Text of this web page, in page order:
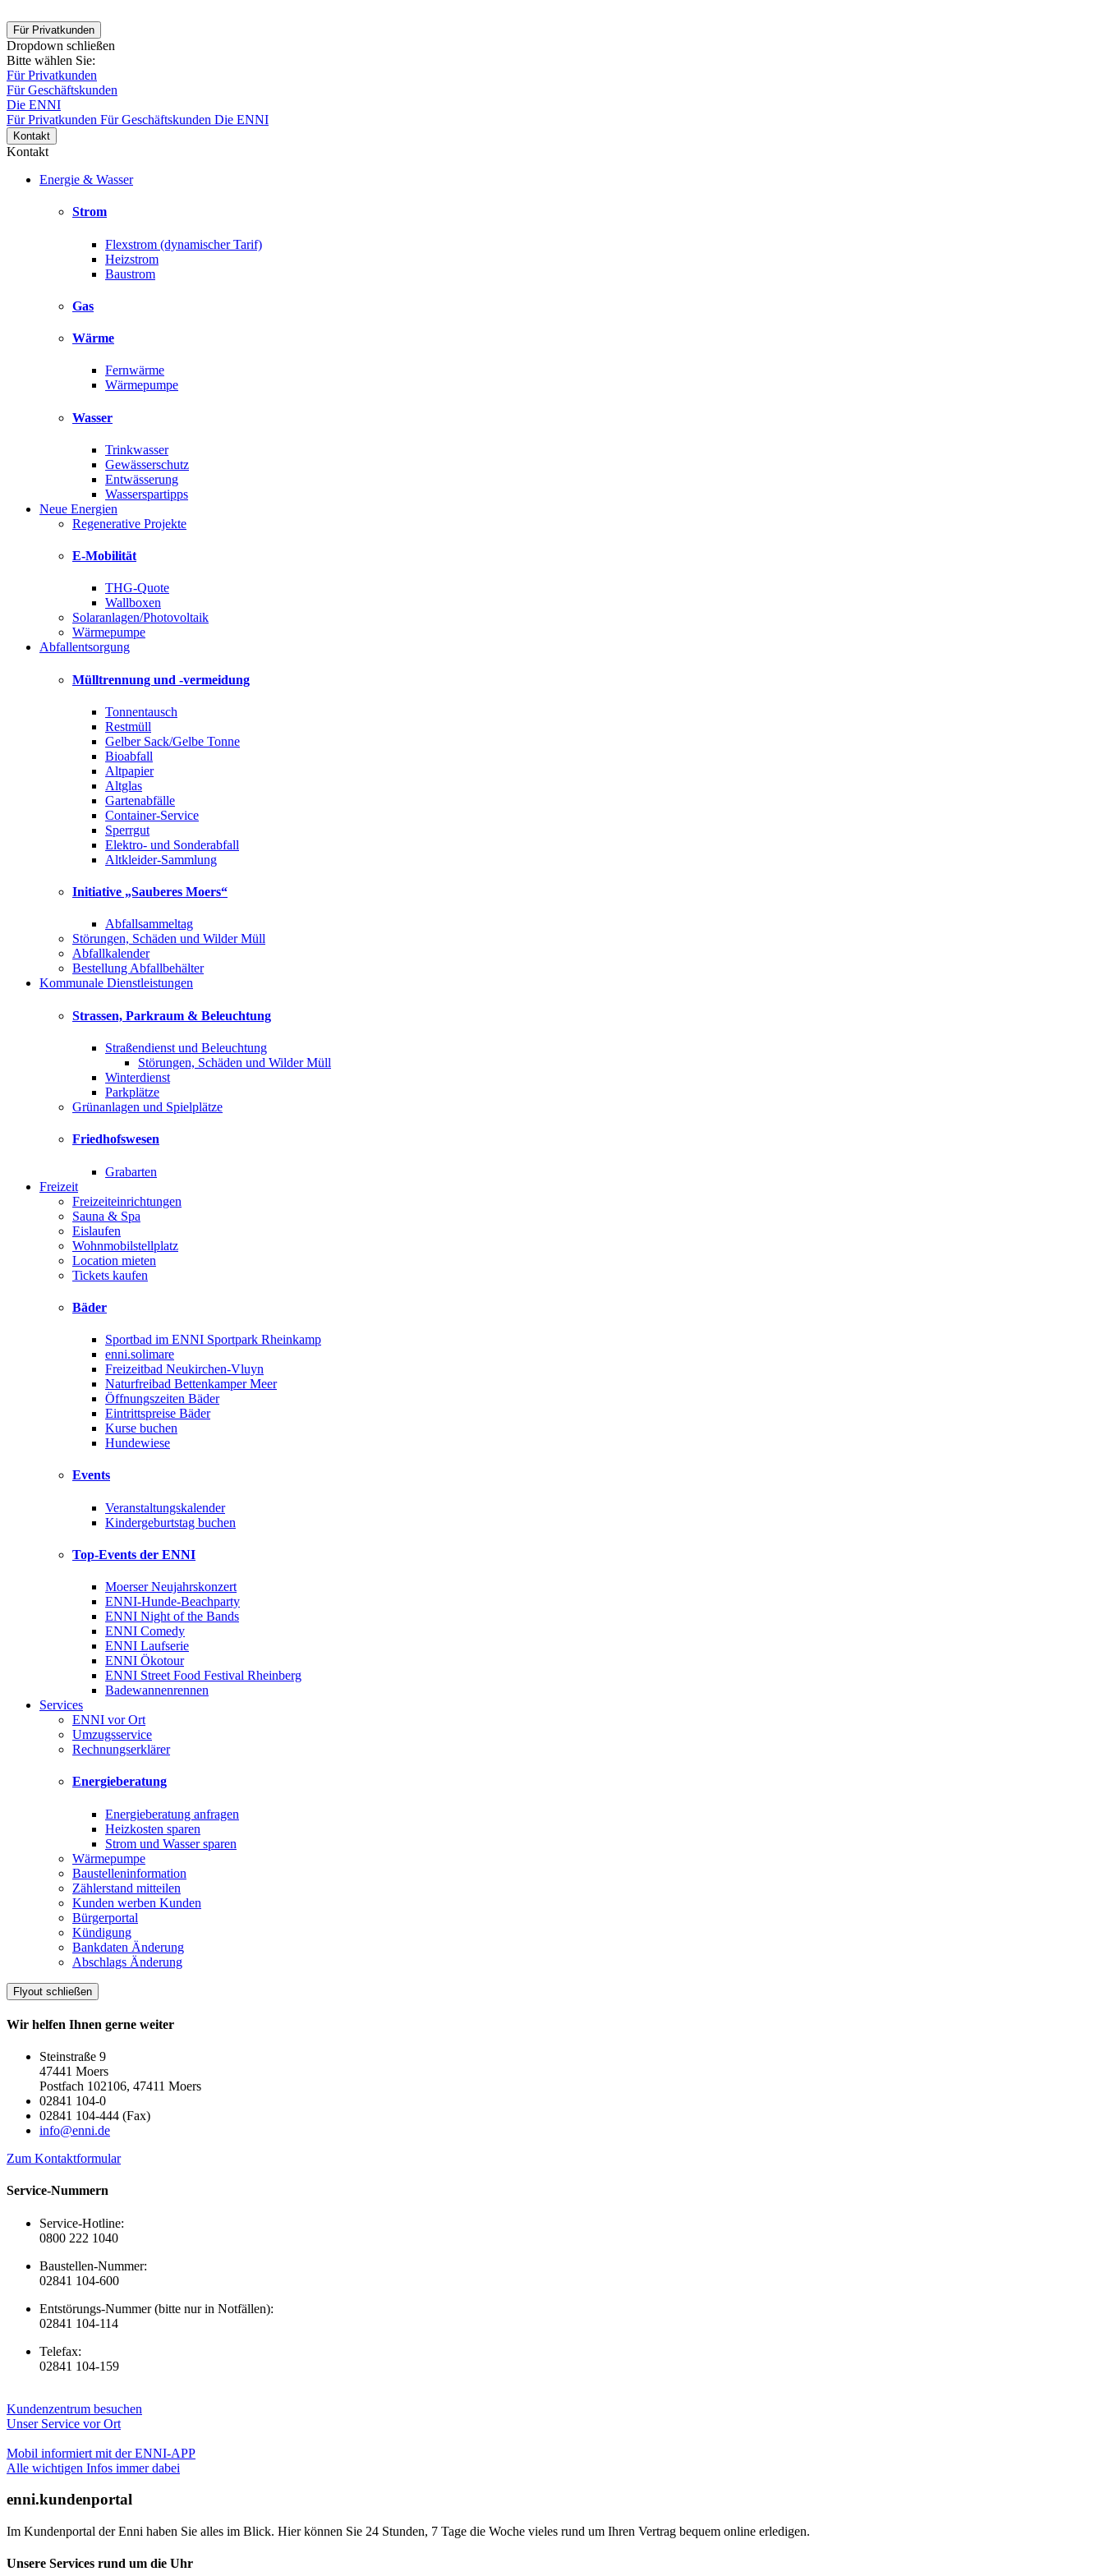
Für Privatkunden
Dropdown schließen
Bitte wählen Sie:
Für Privatkunden
Für Geschäftskunden
Die ENNI
Für Privatkunden Für Geschäftskunden Die ENNI
Kontakt
Kontakt
Energie & Wasser
Strom
Flexstrom (dynamischer Tarif)
Heizstrom
Baustrom
Gas
Wärme
Fernwärme
Wärmepumpe
Wasser
Trinkwasser
Gewässerschutz
Entwässerung
Wasserspartipps
Neue Energien
Regenerative Projekte
E-Mobilität
THG-Quote
Wallboxen
Solaranlagen/Photovoltaik
Wärmepumpe
Abfallentsorgung
Mülltrennung und -vermeidung
Tonnentausch
Restmüll
Gelber Sack/Gelbe Tonne
Bioabfall
Altpapier
Altglas
Gartenabfälle
Container-Service
Sperrgut
Elektro- und Sonderabfall
Altkleider-Sammlung
Initiative „Sauberes Moers“
Abfallsammeltag
Störungen, Schäden und Wilder Müll
Abfallkalender
Bestellung Abfallbehälter
Kommunale Dienstleistungen
Strassen, Parkraum & Beleuchtung
Straßendienst und Beleuchtung
Störungen, Schäden und Wilder Müll
Winterdienst
Parkplätze
Grünanlagen und Spielplätze
Friedhofswesen
Grabarten
Freizeit
Freizeiteinrichtungen
Sauna & Spa
Eislaufen
Wohnmobilstellplatz
Location mieten
Tickets kaufen
Bäder
Sportbad im ENNI Sportpark Rheinkamp
enni.solimare
Freizeitbad Neukirchen-Vluyn
Naturfreibad Bettenkamper Meer
Öffnungszeiten Bäder
Eintrittspreise Bäder
Kurse buchen
Hundewiese
Events
Veranstaltungskalender
Kindergeburtstag buchen
Top-Events der ENNI
Moerser Neujahrskonzert
ENNI-Hunde-Beachparty
ENNI Night of the Bands
ENNI Comedy
ENNI Laufserie
ENNI Ökotour
ENNI Street Food Festival Rheinberg
Badewannenrennen
Services
ENNI vor Ort
Umzugsservice
Rechnungserklärer
Energieberatung
Energieberatung anfragen
Heizkosten sparen
Strom und Wasser sparen
Wärmepumpe
Baustelleninformation
Zählerstand mitteilen
Kunden werben Kunden
Bürgerportal
Kündigung
Bankdaten Änderung
Abschlags Änderung
Flyout schließen
Wir helfen Ihnen gerne weiter
Steinstraße 9
47441 Moers
Postfach 102106, 47411 Moers
02841 104-0
02841 104-444 (Fax)
info@enni.de
Zum Kontaktformular
Service-Nummern
Service-Hotline:
0800 222 1040
Baustellen-Nummer:
02841 104-600
Entstörungs-Nummer (bitte nur in Notfällen):
02841 104-114
Telefax:
02841 104-159
Kundenzentrum besuchen
Unser Service vor Ort
Mobil informiert mit der ENNI-APP
Alle wichtigen Infos immer dabei
enni.kundenportal
Im Kundenportal der Enni haben Sie alles im Blick. Hier können Sie 24 Stunden, 7 Tage die Woche vieles rund um Ihren Vertrag bequem online erledigen.
Unsere Services rund um die Uhr